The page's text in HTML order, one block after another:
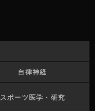
自律神経
スポーツ医学・研究